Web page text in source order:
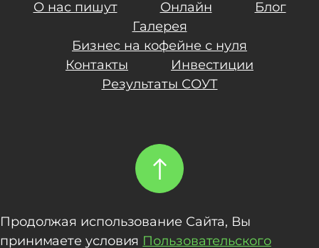
О нас пишут
Онлайн
Блог
Галерея
Бизнес на кофейне с нуля
Контакты
Инвестиции
Результаты СОУТ
Продолжая использование Сайта, Вы
принимаете условия Пользовательского